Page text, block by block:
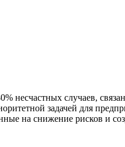
несчастных случаев,
задачей для
на снижение рисков и